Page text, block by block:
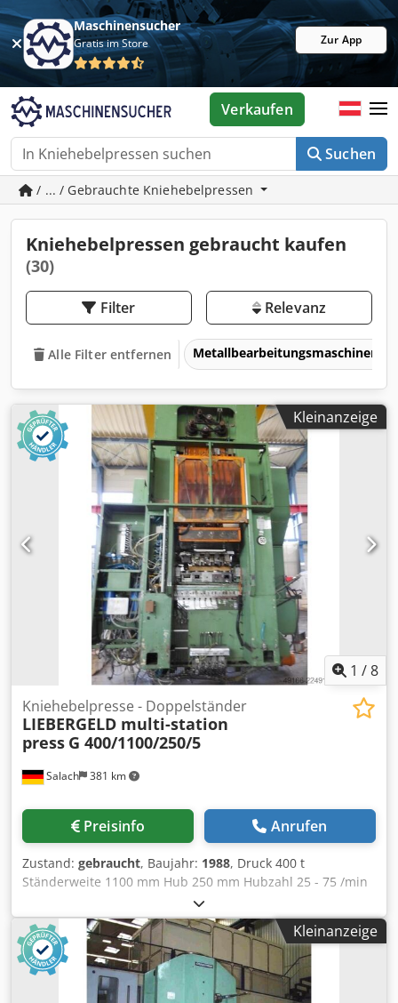
Maschinensucher
Gratis im Store Zur App
Suchen
Verkaufen
/ ... / Gebrauchte Kniehebelpressen
Kniehebelpressen gebraucht kaufen
(30)
Filter Relevanz
Alle Filter entfernen Metallbearbeitungsmaschinen
Kleinanzeige
1 /8
Salach 381 km
Kniehebelpresse - Doppelständer
LIEBERGELD multi-station
press G 400/1100/250/5
Preisinfo Anrufen
Zustand: gebraucht, Baujahr: 1988, Druck 400 t
Ständerweite 1100 mm Hub 250 mm Hubzahl 25 - 75 /min
Dedpozrpt Ujfx Ab Ujck Entfernung Tisch/Stößel, gr. Hub
oben, Verst. oben 900 mm Tischfläche 1100 x 965 mm
Auswerferdruck im Tisch 30 t Auswerferhub im Tisch 80
mm Auswerferdruck im Stößel 3 t Auswerferhub im Stößel
60 / 70 mm Stößelfläche 980 x 800 mm seitlicher
Ständerdurchgang 800 mm Stößelverstellung 20 mm
Kleinanzeige